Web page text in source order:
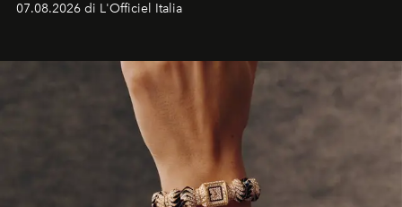
07.08.2026 di L'Officiel Italia